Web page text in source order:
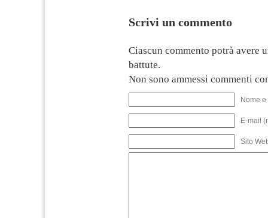
Scrivi un commento
Ciascun commento potrà avere
battute.
Non sono ammessi commenti
Nome
E-mail
Sito